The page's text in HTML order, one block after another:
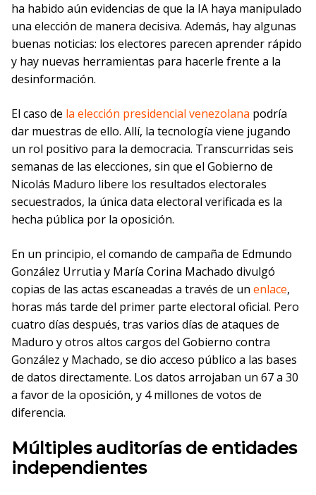
ha habido aún evidencias de que la IA haya manipulado
una elección de manera decisiva. Además, hay algunas
buenas noticias: los electores parecen aprender rápido
y hay nuevas herramientas para hacerle frente a la
desinformación.
El caso de la elección presidencial venezolana podría
dar muestras de ello. Allí, la tecnología viene jugando
un rol positivo para la democracia. Transcurridas seis
semanas de las elecciones, sin que el Gobierno de
Nicolás Maduro libere los resultados electorales
secuestrados, la única data electoral verificada es la
hecha pública por la oposición.
En un principio, el comando de campaña de Edmundo
González Urrutia y María Corina Machado divulgó
copias de las actas escaneadas a través de un enlace,
horas más tarde del primer parte electoral oficial. Pero
cuatro días después, tras varios días de ataques de
Maduro y otros altos cargos del Gobierno contra
González y Machado, se dio acceso público a las bases
de datos directamente. Los datos arrojaban un 67 a 30
a favor de la oposición, y 4 millones de votos de
diferencia.
Múltiples auditorías de entidades
independientes